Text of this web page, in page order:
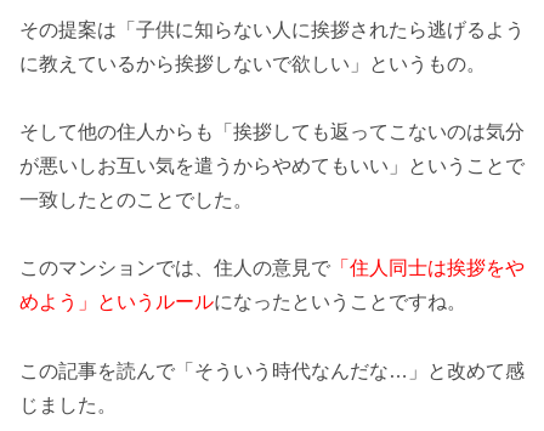
その提案は「 子供に知らない人に挨拶されたら逃げるよう
に教えているから挨拶しないで欲しい 」というもの。
そして他の住人からも「 挨拶しても返ってこないのは気分
が悪いしお互い気を遣うからやめてもいい 」ということで
一致したとのことでした。
このマンションでは、住人の意見で 「住人同士は挨拶をや
めよう」というルールになったということですね。
この記事を読んで「そういう時代なんだな…」と改めて感
じました。